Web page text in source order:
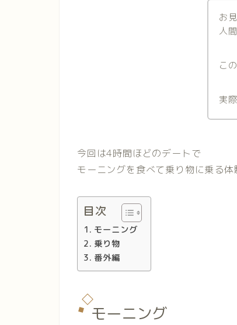
お
人
こ
実
今回は4時間ほどのデートで
モーニングを食べて乗り物に乗る
目次
モーニング
乗り物
番外編
モーニング